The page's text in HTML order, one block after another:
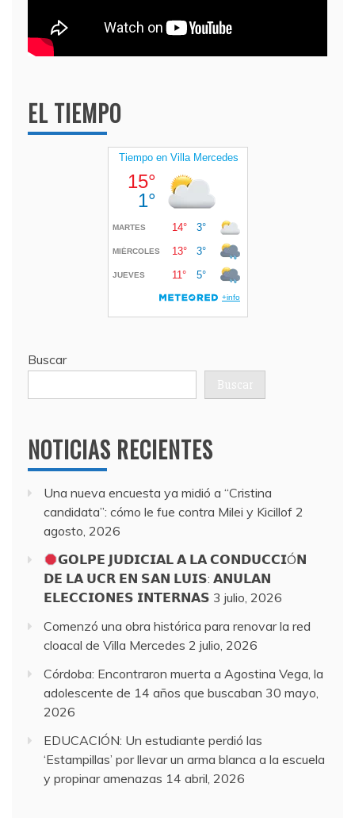
EL TIEMPO
Buscar
Buscar
NOTICIAS RECIENTES
Una nueva encuesta ya midió a “Cristina
candidata”: cómo le fue contra Milei y Kicillof 2
agosto, 2026
𝗚𝗢𝗟𝗣𝗘 𝗝𝗨𝗗𝗜𝗖𝗜𝗔𝗟 𝗔 𝗟𝗔 𝗖𝗢𝗡𝗗𝗨𝗖𝗖𝗜Ó𝗡
𝗗𝗘 𝗟𝗔 𝗨𝗖𝗥 𝗘𝗡 𝗦𝗔𝗡 𝗟𝗨𝗜𝗦: 𝗔𝗡𝗨𝗟𝗔𝗡
𝗘𝗟𝗘𝗖𝗖𝗜𝗢𝗡𝗘𝗦 𝗜𝗡𝗧𝗘𝗥𝗡𝗔𝗦 3 julio, 2026
Comenzó una obra histórica para renovar la red
cloacal de Villa Mercedes 2 julio, 2026
Córdoba: Encontraron muerta a Agostina Vega, la
adolescente de 14 años que buscaban 30 mayo,
2026
EDUCACIÓN: Un estudiante perdió las
‘Estampillas’ por llevar un arma blanca a la escuela
y propinar amenazas 14 abril, 2026